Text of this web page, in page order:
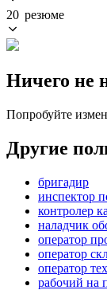
20 резюме
Ничего не
Попробуйте
Другие
бригадир
инспектор
контролер
наладчик
оператор
оператор
оператор
рабочий на